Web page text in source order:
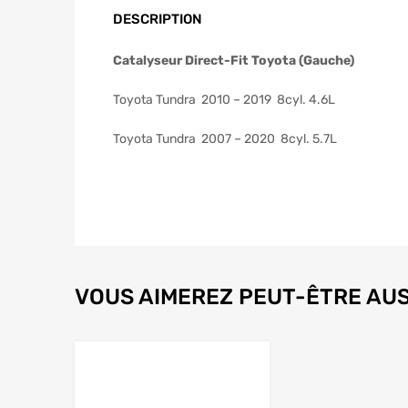
DESCRIPTION
Catalyseur Direct-Fit Toyota (Gauche)
Toyota Tundra 2010 – 2019 8cyl. 4.6L
Toyota Tundra 2007 – 2020 8cyl. 5.7L
VOUS AIMEREZ PEUT-ÊTRE